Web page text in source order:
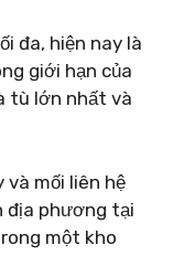
đa, hiện nay là
giới hạn của
tù lớn nhất và
và mối liên hệ
địa phương tại
một kho